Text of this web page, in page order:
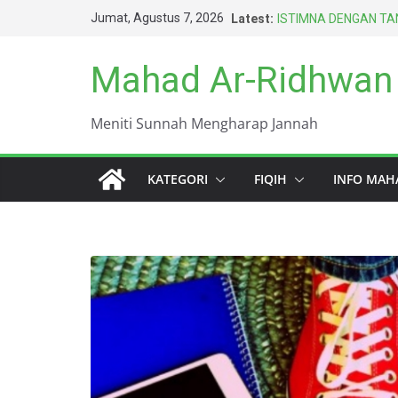
Jumat, Agustus 7, 2026 Latest: ISTIMNA DENGAN
HARUS BERAGAMA
TERBAIK UMAT INI
KEWAJIBAN PALING
Mahad Ar-
Meniti Sunnah Mengharap Jannah
KATEGORI FIQIH INFO